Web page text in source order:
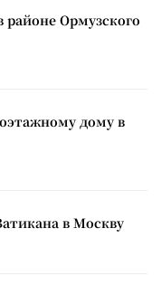
Ормузского
дому в
в Москву